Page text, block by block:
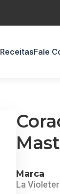
ReceitasFale
Marca
La